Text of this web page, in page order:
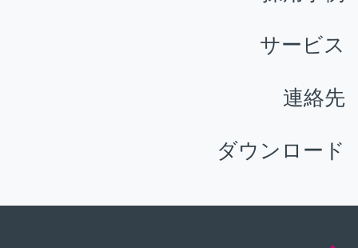
サービス
連絡先
ダウンロード